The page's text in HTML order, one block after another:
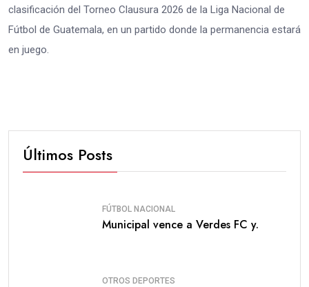
clasificación del Torneo Clausura 2026 de la Liga Nacional de
Fútbol de Guatemala, en un partido donde la permanencia estará
en juego.
Últimos Posts
FÚTBOL NACIONAL
Municipal vence a Verdes FC y.
OTROS DEPORTES